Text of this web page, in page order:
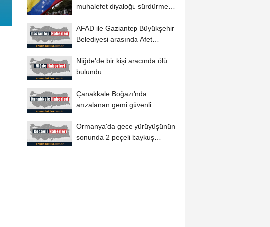
muhalefet diyaloğu sürdürme
AFAD ile Gaziantep Büyükşehir
Belediyesi arasında Afet
Niğde'de bir kişi aracında ölü
bulundu
Çanakkale Boğazı'nda
arızalanan gemi güvenli
Ormanya'da gece yürüyüşünün
sonunda 2 peçeli baykuş